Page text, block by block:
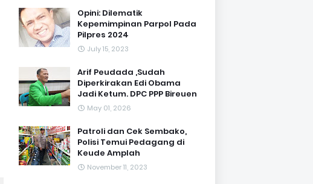
Opini: Dilematik
Kepemimpinan Parpol Pada
Pilpres 2024
July 15, 2023
Arif Peudada ,Sudah
Diperkirakan Edi Obama
Jadi Ketum. DPC PPP Bireuen
May 01, 2026
Patroli dan Cek Sembako,
Polisi Temui Pedagang di
Keude Amplah
November 11, 2023